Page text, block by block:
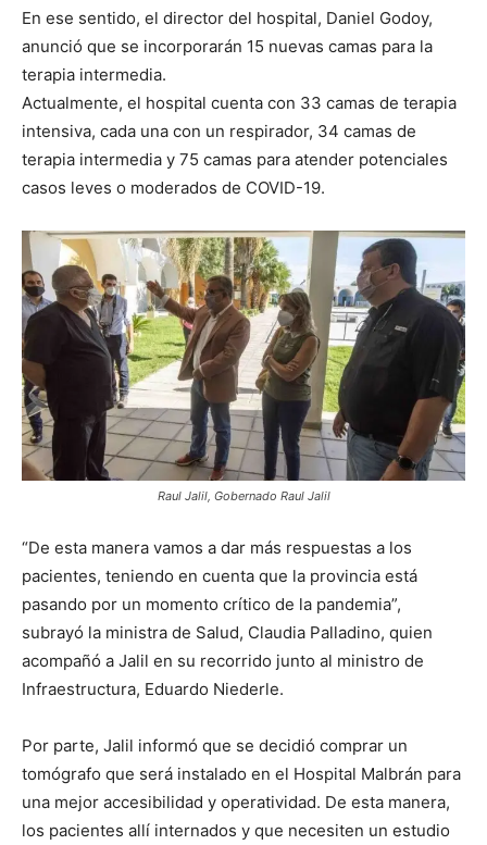
En ese sentido, el director del hospital, Daniel Godoy,
anunció que se incorporarán 15 nuevas camas para la
terapia intermedia.
Actualmente, el hospital cuenta con 33 camas de terapia
intensiva, cada una con un respirador, 34 camas de
terapia intermedia y 75 camas para atender potenciales
casos leves o moderados de COVID-19.
Raul Jalil, Gobernado Raul Jalil
“De esta manera vamos a dar más respuestas a los
pacientes, teniendo en cuenta que la provincia está
pasando por un momento crítico de la pandemia”,
subrayó la ministra de Salud, Claudia Palladino, quien
acompañó a Jalil en su recorrido junto al ministro de
Infraestructura, Eduardo Niederle.
Por parte, Jalil informó que se decidió comprar un
tomógrafo que será instalado en el Hospital Malbrán para
una mejor accesibilidad y operatividad. De esta manera,
los pacientes allí internados y que necesiten un estudio